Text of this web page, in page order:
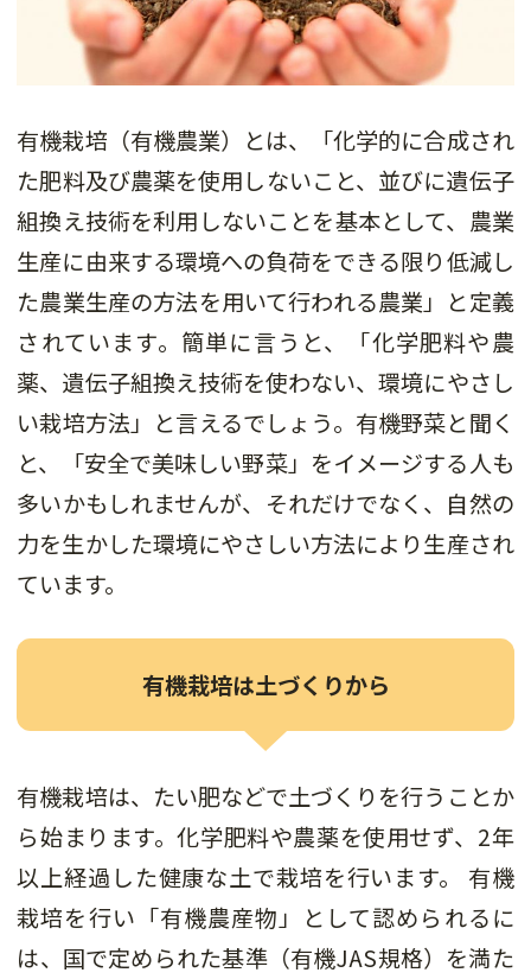
有機栽培（有機農業）とは、「化学的に合成され
た肥料及び農薬を使用しないこと、並びに遺伝子
組換え技術を利用しないことを基本として、農業
生産に由来する環境への負荷をできる限り低減し
た農業生産の方法を用いて行われる農業」と定義
されています。簡単に言うと、「化学肥料や農
薬、遺伝子組換え技術を使わない、環境にやさし
い栽培方法」と言えるでしょう。有機野菜と聞く
と、「安全で美味しい野菜」をイメージする人も
多いかもしれませんが、それだけでなく、自然の
力を生かした環境にやさしい方法により生産され
ています。
有機栽培は土づくりから
有機栽培は、たい肥などで土づくりを行うことか
ら始まります。化学肥料や農薬を使用せず、2年
以上経過した健康な土で栽培を行います。 有機
栽培を行い「有機農産物」として認められるに
は、国で定められた基準（有機JAS規格）を満た